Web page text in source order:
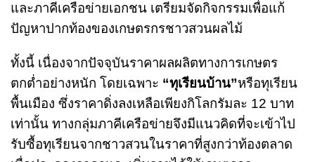
และภาคีเครือข่ายเอกชน เตรียมจัดกิจกรรมเพื่อแก้
ปัญหาปากท้องของเกษตรกรชาวสวนผลไม้
ทั้งนี้ เนื่องจากปัจจุบันราคาผลผลิตทางการเกษตร
ตกต่ำอย่างหนัก โดยเฉพาะ “ทุเรียนบ้าน”หรือทุเรียน
พื้นเมือง ซึ่งราคาดิ่งลงเหลือเพียงกิโลกรัมละ 12 บาท
เท่านั้น ทางกลุ่มภาคีเครือข่ายจึงมีแนวคิดที่จะเข้าไป
รับซื้อทุเรียนจากชาวสวนในราคาที่สูงกว่าท้องตลาด